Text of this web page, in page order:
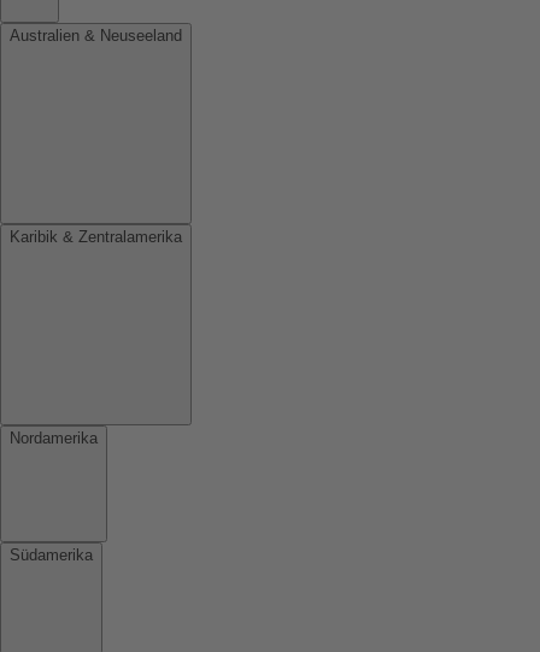
Australien & Neuseeland
Karibik & Zentralamerika
Nordamerika
Südamerika